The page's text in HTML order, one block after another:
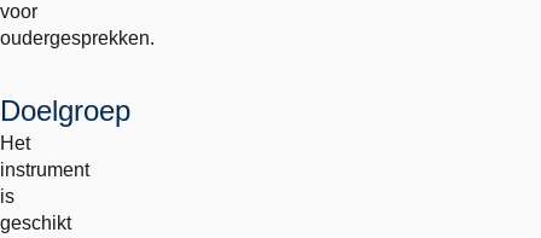
voor
oudergesprekken.
Doelgroep
Het
instrument
is
geschikt